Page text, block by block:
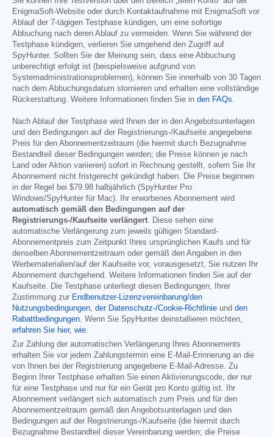
EnigmaSoft-Website oder durch Kontaktaufnahme mit EnigmaSoft vor
Ablauf der 7-tägigen Testphase kündigen, um eine sofortige
Abbuchung nach deren Ablauf zu vermeiden. Wenn Sie während der
Testphase kündigen, verlieren Sie umgehend den Zugriff auf
SpyHunter. Sollten Sie der Meinung sein, dass eine Abbuchung
unberechtigt erfolgt ist (beispielsweise aufgrund von
Systemadministrationsproblemen), können Sie innerhalb von 30 Tagen
nach dem Abbuchungsdatum stornieren und erhalten eine vollständige
Rückerstattung. Weitere Informationen finden Sie in den FAQs.
Nach Ablauf der Testphase wird Ihnen der in den Angebotsunterlagen
und den Bedingungen auf der Registrierungs-/Kaufseite angegebene
Preis für den Abonnementzeitraum (die hiermit durch Bezugnahme
Bestandteil dieser Bedingungen werden; die Preise können je nach
Land oder Aktion variieren) sofort in Rechnung gestellt, sofern Sie Ihr
Abonnement nicht fristgerecht gekündigt haben. Die Preise beginnen
in der Regel bei $79.98 halbjährlich (SpyHunter Pro
Windows/SpyHunter für Mac). Ihr erworbenes Abonnement wird
automatisch gemäß den Bedingungen auf der
Registrierungs-/Kaufseite verlängert. Diese sehen eine
automatische Verlängerung zum jeweils gültigen Standard-
Abonnementpreis zum Zeitpunkt Ihres ursprünglichen Kaufs und für
denselben Abonnementzeitraum oder gemäß den Angaben in den
Werbematerialien/auf der Kaufseite vor, vorausgesetzt, Sie nutzen Ihr
Abonnement durchgehend. Weitere Informationen finden Sie auf der
Kaufseite. Die Testphase unterliegt diesen Bedingungen, Ihrer
Zustimmung zur Endbenutzer-Lizenzvereinbarung/den
Nutzungsbedingungen, der Datenschutz-/Cookie-Richtlinie und den
Rabattbedingungen. Wenn Sie SpyHunter deinstallieren möchten,
erfahren Sie hier, wie.
Zur Zahlung der automatischen Verlängerung Ihres Abonnements
erhalten Sie vor jedem Zahlungstermin eine E-Mail-Erinnerung an die
von Ihnen bei der Registrierung angegebene E-Mail-Adresse. Zu
Beginn Ihrer Testphase erhalten Sie einen Aktivierungscode, der nur
für eine Testphase und nur für ein Gerät pro Konto gültig ist. Ihr
Abonnement verlängert sich automatisch zum Preis und für den
Abonnementzeitraum gemäß den Angebotsunterlagen und den
Bedingungen auf der Registrierungs-/Kaufseite (die hiermit durch
Bezugnahme Bestandteil dieser Vereinbarung werden; die Preise